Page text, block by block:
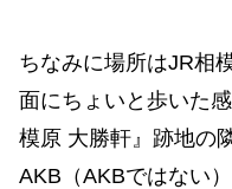
ちなみに場所はJR相
面にちょいと歩いた
模原 大勝軒』跡地の
AKB（AKBではない